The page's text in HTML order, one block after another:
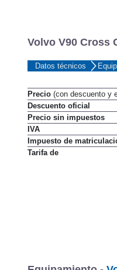
Volvo V90 Cross
Datos técnicos
Precio (con descuento y
Descuento oficial
Precio sin impuestos
IVA
Impuesto de
Tarifa de